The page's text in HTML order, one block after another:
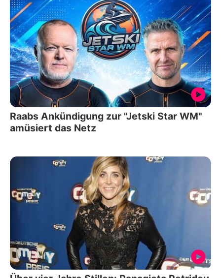
Raabs Ankündigung zur "Jetski Star WM"
amüsiert das Netz